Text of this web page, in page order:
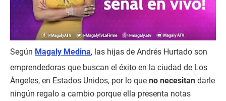
Según Magaly Medina, las hijas de Andrés Hurtado son
emprendedoras que buscan el éxito en la ciudad de Los
Ángeles, en Estados Unidos, por lo que no necesitan darle
ningún regalo a cambio porque ella presenta notas